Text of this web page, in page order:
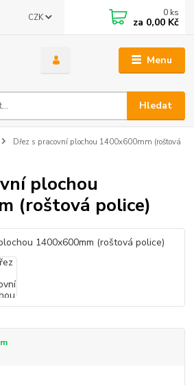
Menu
CZK
Hledat
0 ks
za 0,00 Kč
Dřez s pracovní plochou 1400x600mm (roštová
plochou
(roštová police)